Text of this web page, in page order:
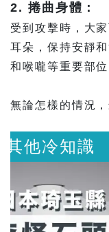
2. 捲曲身體：
受到攻擊時，大
耳朵，保持安靜
和喉嚨等重要部
無論怎樣的情況